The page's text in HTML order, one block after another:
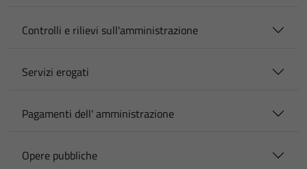
Controlli e rilievi sull'amministrazione
Servizi erogati
Pagamenti dell' amministrazione
Opere pubbliche